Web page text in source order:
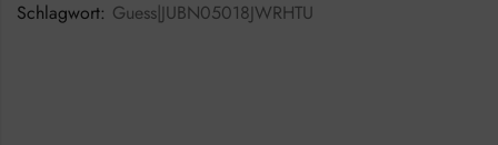
Schlagwort: Guess|JUBN05018JWRHTU